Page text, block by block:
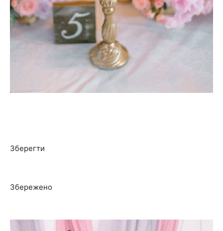
Зберегти
Збережено